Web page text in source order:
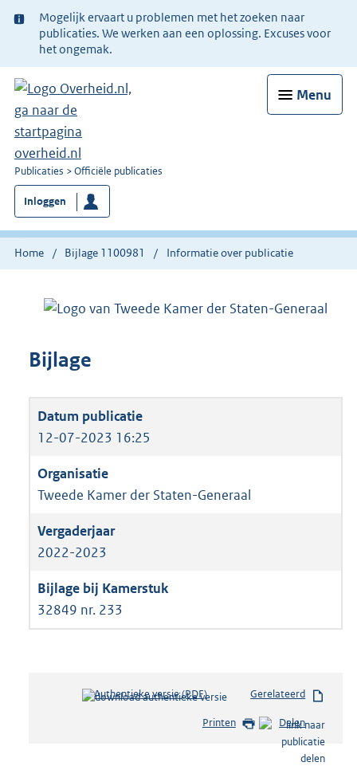
Ter
informatie:
Mogelijk ervaart u problemen met het zoeken naar
publicaties. We werken aan een oplossing. Excuses voor
het ongemak.
Menu
U
bent
nu
hier:
Publicaties Officiële publicaties
Inloggen
Home Bijlage 1100981 Informatie over publicatie
Bijlage
12-07-2023 16:25
Tweede Kamer der Staten-Generaal
2022-2023
32849 nr. 233
Authentieke versie (PDF)b
s
Gerelateerd
Printen Delen